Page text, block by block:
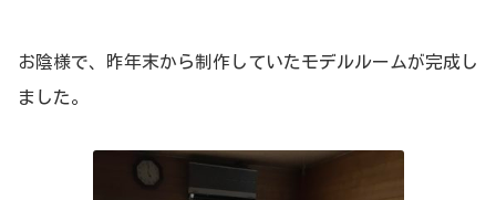
お陰様で、昨年末から制作していたモデルルームが完成し
ました。